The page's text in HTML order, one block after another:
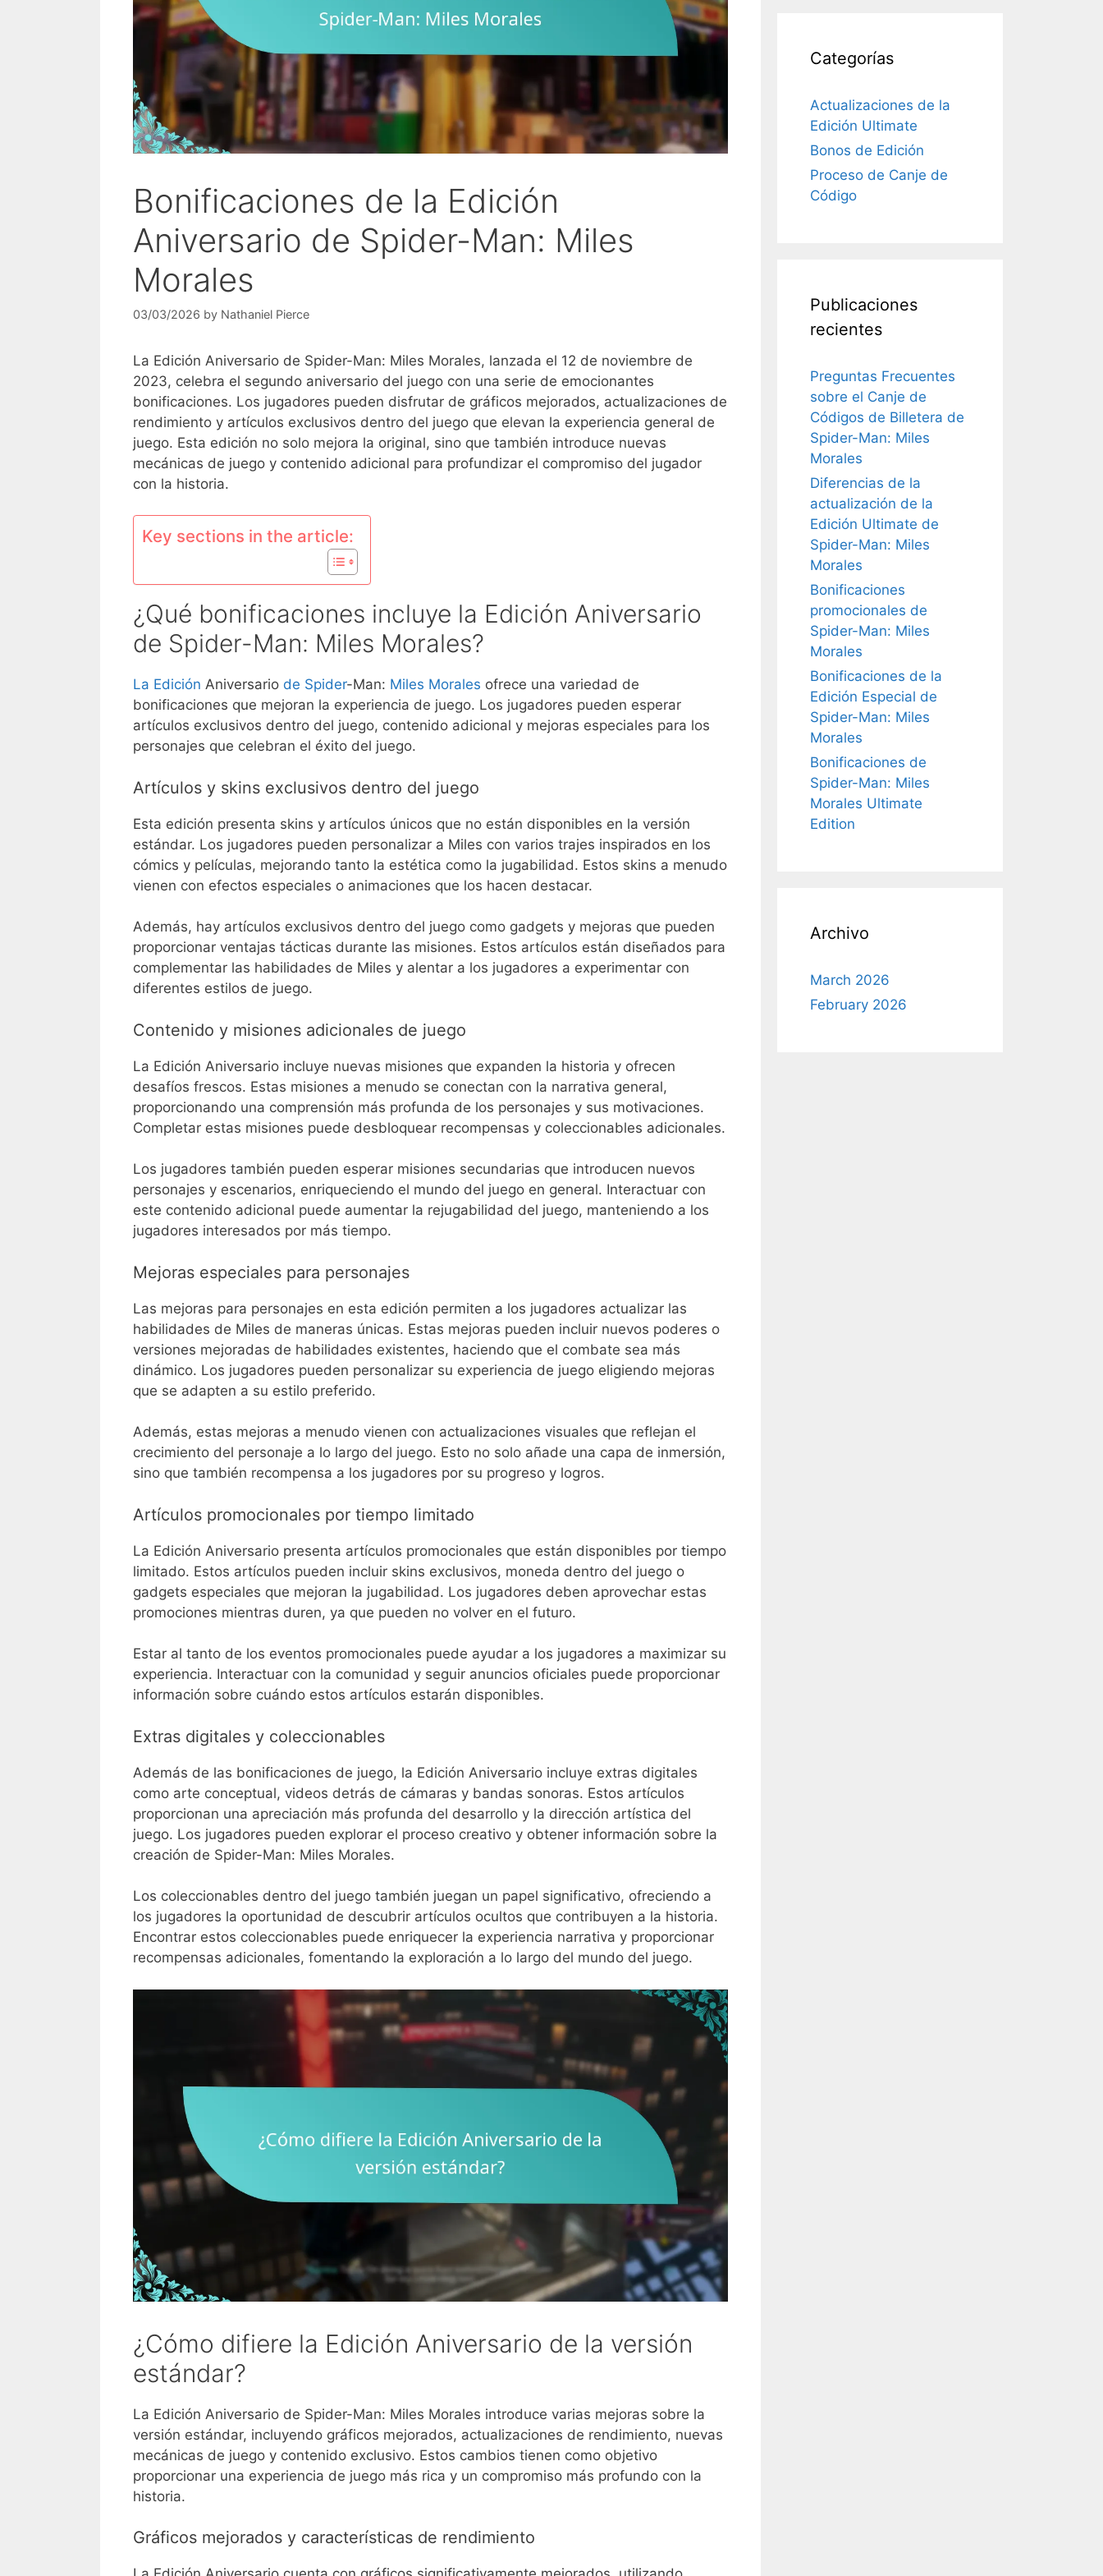
Bonificaciones de la Edición
Aniversario de Spider-Man: Miles
Morales
03/03/2026 by Nathaniel Pierce
La Edición Aniversario de Spider-Man: Miles Morales, lanzada el 12 de noviembre de
2023, celebra el segundo aniversario del juego con una serie de emocionantes
bonificaciones. Los jugadores pueden disfrutar de gráficos mejorados, actualizaciones de
rendimiento y artículos exclusivos dentro del juego que elevan la experiencia general de
juego. Esta edición no solo mejora la original, sino que también introduce nuevas
mecánicas de juego y contenido adicional para profundizar el compromiso del jugador
con la historia.
Key sections in the article:
¿Qué bonificaciones incluye la Edición Aniversario
de Spider-Man: Miles Morales?
La Edición Aniversario de Spider-Man: Miles Morales ofrece una variedad de
bonificaciones que mejoran la experiencia de juego. Los jugadores pueden esperar
artículos exclusivos dentro del juego, contenido adicional y mejoras especiales para los
personajes que celebran el éxito del juego.
Artículos y skins exclusivos dentro del juego
Esta edición presenta skins y artículos únicos que no están disponibles en la versión
estándar. Los jugadores pueden personalizar a Miles con varios trajes inspirados en los
cómics y películas, mejorando tanto la estética como la jugabilidad. Estos skins a menudo
vienen con efectos especiales o animaciones que los hacen destacar.
Además, hay artículos exclusivos dentro del juego como gadgets y mejoras que pueden
proporcionar ventajas tácticas durante las misiones. Estos artículos están diseñados para
complementar las habilidades de Miles y alentar a los jugadores a experimentar con
diferentes estilos de juego.
Contenido y misiones adicionales de juego
La Edición Aniversario incluye nuevas misiones que expanden la historia y ofrecen
desafíos frescos. Estas misiones a menudo se conectan con la narrativa general,
proporcionando una comprensión más profunda de los personajes y sus motivaciones.
Completar estas misiones puede desbloquear recompensas y coleccionables adicionales.
Los jugadores también pueden esperar misiones secundarias que introducen nuevos
personajes y escenarios, enriqueciendo el mundo del juego en general. Interactuar con
este contenido adicional puede aumentar la rejugabilidad del juego, manteniendo a los
jugadores interesados por más tiempo.
Mejoras especiales para personajes
Las mejoras para personajes en esta edición permiten a los jugadores actualizar las
habilidades de Miles de maneras únicas. Estas mejoras pueden incluir nuevos poderes o
versiones mejoradas de habilidades existentes, haciendo que el combate sea más
dinámico. Los jugadores pueden personalizar su experiencia de juego eligiendo mejoras
que se adapten a su estilo preferido.
Además, estas mejoras a menudo vienen con actualizaciones visuales que reflejan el
crecimiento del personaje a lo largo del juego. Esto no solo añade una capa de inmersión,
sino que también recompensa a los jugadores por su progreso y logros.
Artículos promocionales por tiempo limitado
La Edición Aniversario presenta artículos promocionales que están disponibles por tiempo
limitado. Estos artículos pueden incluir skins exclusivos, moneda dentro del juego o
gadgets especiales que mejoran la jugabilidad. Los jugadores deben aprovechar estas
promociones mientras duren, ya que pueden no volver en el futuro.
Estar al tanto de los eventos promocionales puede ayudar a los jugadores a maximizar su
experiencia. Interactuar con la comunidad y seguir anuncios oficiales puede proporcionar
información sobre cuándo estos artículos estarán disponibles.
Extras digitales y coleccionables
Además de las bonificaciones de juego, la Edición Aniversario incluye extras digitales
como arte conceptual, videos detrás de cámaras y bandas sonoras. Estos artículos
proporcionan una apreciación más profunda del desarrollo y la dirección artística del
juego. Los jugadores pueden explorar el proceso creativo y obtener información sobre la
creación de Spider-Man: Miles Morales.
Los coleccionables dentro del juego también juegan un papel significativo, ofreciendo a
los jugadores la oportunidad de descubrir artículos ocultos que contribuyen a la historia.
Encontrar estos coleccionables puede enriquecer la experiencia narrativa y proporcionar
recompensas adicionales, fomentando la exploración a lo largo del mundo del juego.
¿Cómo difiere la Edición Aniversario de la versión
estándar?
La Edición Aniversario de Spider-Man: Miles Morales introduce varias mejoras sobre la
versión estándar, incluyendo gráficos mejorados, actualizaciones de rendimiento, nuevas
mecánicas de juego y contenido exclusivo. Estos cambios tienen como objetivo
proporcionar una experiencia de juego más rica y un compromiso más profundo con la
historia.
Gráficos mejorados y características de rendimiento
Categorías
Actualizaciones de la
Edición Ultimate
Bonos de Edición
Proceso de Canje de
Código
Publicaciones
recientes
Preguntas Frecuentes
sobre el Canje de
Códigos de Billetera de
Spider-Man: Miles
Morales
Diferencias de la
actualización de la
Edición Ultimate de
Spider-Man: Miles
Morales
Bonificaciones
promocionales de
Spider-Man: Miles
Morales
Bonificaciones de la
Edición Especial de
Spider-Man: Miles
Morales
Bonificaciones de
Spider-Man: Miles
Morales Ultimate
Edition
Archivo
March 2026
February 2026